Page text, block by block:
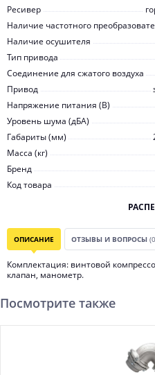
Ресивер
Наличие частотного
Наличие осушителя
Тип привода
Соединение для сжатого воздуха
Привод
Напряжение питания (В)
Уровень шума (дБА)
Габариты (мм)
Масса (кг)
Бренд
Код товара
ОПИСАНИЕ ОТЗЫВЫ И ВОПРОСЫ
Комплектация: винтовой
клапан, манометр.
Посмотрите также